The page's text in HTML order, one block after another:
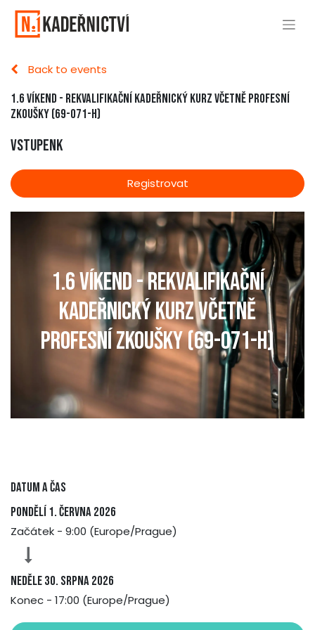
Back to events
1.6 Víkend - REKVALIFIKAČNÍ KADEŘNICKÝ KURZ VČETNĚ PROFESNÍ
ZKOUŠKY (69-071-H)
Vstupenk
Registrovat
1.6 Víkend - REKVALIFIKAČNÍ
KADEŘNICKÝ KURZ VČETNĚ
PROFESNÍ ZKOUŠKY (69-071-H)
Datum a čas
pondělí 1. června 2026
Začátek - 9:00 (Europe/Prague)
neděle 30. srpna 2026
Konec - 17:00 (Europe/Prague)